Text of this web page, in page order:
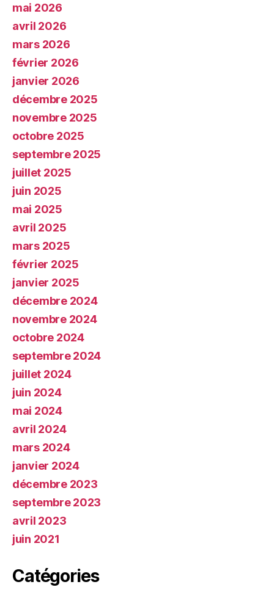
mai 2026
avril 2026
mars 2026
février 2026
janvier 2026
décembre 2025
novembre 2025
octobre 2025
septembre 2025
juillet 2025
juin 2025
mai 2025
avril 2025
mars 2025
février 2025
janvier 2025
décembre 2024
novembre 2024
octobre 2024
septembre 2024
juillet 2024
juin 2024
mai 2024
avril 2024
mars 2024
janvier 2024
décembre 2023
septembre 2023
avril 2023
juin 2021
Catégories